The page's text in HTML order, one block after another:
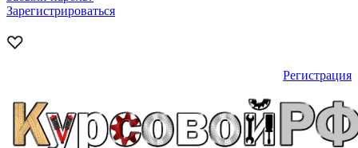
Зарегистрироваться
Регистрация